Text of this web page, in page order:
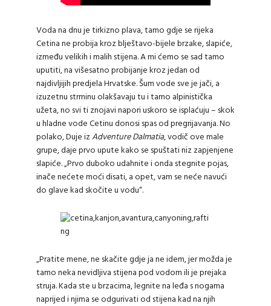
Voda na dnu je tirkizno plava, tamo gdje se rijeka
Cetina ne probija kroz blještavo-bijele brzake, slapiće,
između velikih i malih stijena. A mi ćemo se sad tamo
uputiti, na višesatno probijanje kroz jedan od
najdivljijih predjela Hrvatske. Šum vode sve je jači, a
izuzetnu strminu olakšavaju tu i tamo alpinistička
užeta, no svi ti znojavi napori uskoro se isplaćuju – skok
u hladne vode Cetinu donosi spas od pregrijavanja. No
polako, Duje izAdventure Dalmatia, vodič ove male
grupe, daje prvo upute kako se spuštati niz zapjenjene
slapiće. „Prvo duboko udahnite i onda stegnite pojas,
inače nećete moći disati, a opet, vam se neće navući
do glave kad skočite u vodu“.
„Pratite mene, ne skačite gdje ja ne idem, jer možda je
tamo neka nevidljiva stijena pod vodom ili je prejaka
struja. Kada ste u brzacima, legnite na leđa s nogama
naprijed i njima se odgurivati od stijena kad na njih